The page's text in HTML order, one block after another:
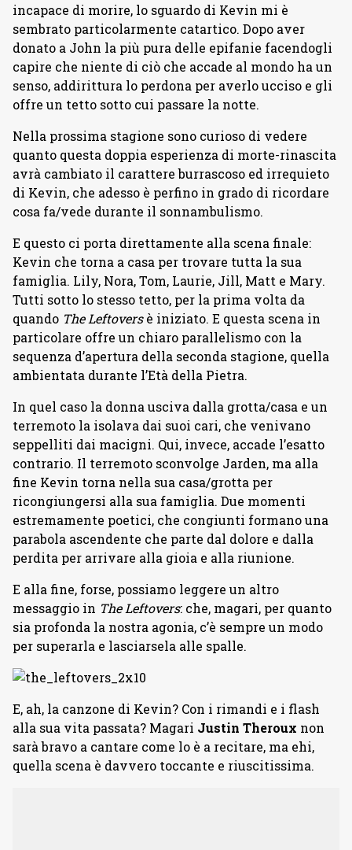
incapace di morire, lo sguardo di Kevin mi è
sembrato particolarmente catartico. Dopo aver
donato a John la più pura delle epifanie facendogli
capire che niente di ciò che accade al mondo ha un
senso, addirittura lo perdona per averlo ucciso e gli
offre un tetto sotto cui passare la notte.
Nella prossima stagione sono curioso di vedere
quanto questa doppia esperienza di morte-rinascita
avrà cambiato il carattere burrascoso ed irrequieto
di Kevin, che adesso è perfino in grado di ricordare
cosa fa/vede durante il sonnambulismo.
E questo ci porta direttamente alla scena finale:
Kevin che torna a casa per trovare tutta la sua
famiglia. Lily, Nora, Tom, Laurie, Jill, Matt e Mary.
Tutti sotto lo stesso tetto, per la prima volta da
quando The Leftoversè iniziato. E questa scena in
particolare offre un chiaro parallelismo con la
sequenza d’apertura della seconda stagione, quella
ambientata durante l’Età della Pietra.
In quel caso la donna usciva dalla grotta/casa e un
terremoto la isolava dai suoi cari, che venivano
seppelliti dai macigni. Qui, invece, accade l’esatto
contrario. Il terremoto sconvolge Jarden, ma alla
fine Kevin torna nella sua casa/grotta per
ricongiungersi alla sua famiglia. Due momenti
estremamente poetici, che congiunti formano una
parabola ascendente che parte dal dolore e dalla
perdita per arrivare alla gioia e alla riunione.
E alla fine, forse, possiamo leggere un altro
messaggio in The Leftovers: che, magari, per quanto
sia profonda la nostra agonia, c’è sempre un modo
per superarla e lasciarsela alle spalle.
E, ah, la canzone di Kevin? Con i rimandi e i flash
alla sua vita passata? Magari Justin Theroux non
sarà bravo a cantare come lo è a recitare, ma ehi,
quella scena è davvero toccante e riuscitissima.